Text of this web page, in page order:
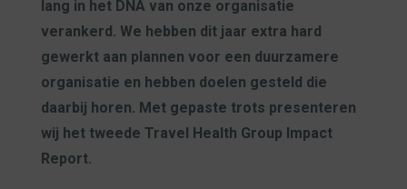
lang in het DNA van onze organisatie
verankerd. We hebben dit jaar extra hard
gewerkt aan plannen voor een duurzamere
organisatie en hebben doelen gesteld die
daarbij horen. Met gepaste trots presenteren
wij het tweede Travel Health Group Impact
Report.